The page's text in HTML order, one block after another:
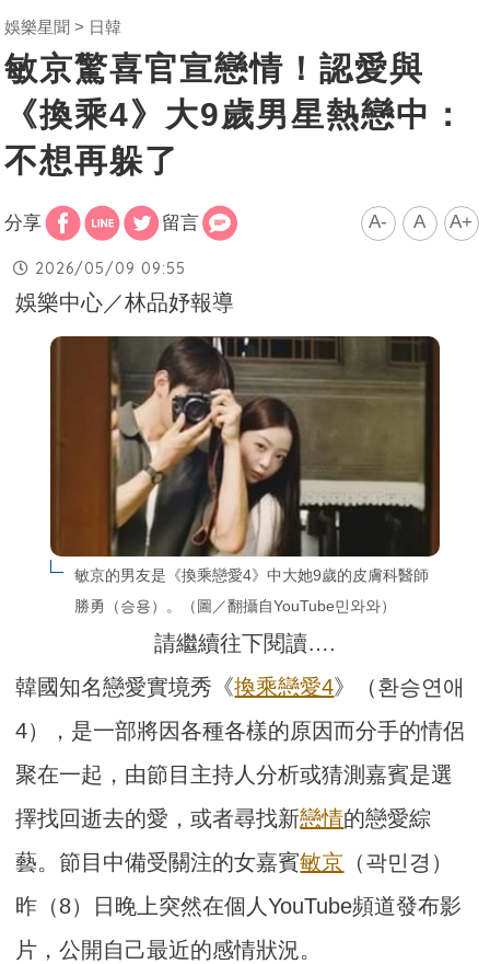
娛樂星聞 日韓
敏京驚喜官宣戀情！認愛與
《換乘4》大9歲男星熱戀中：
不想再躲了
分享 留言 A- A A+
2026/05/09 09:55
娛樂中心／林品妤報導
敏京的男友是《換乘戀愛4》中大她9歲的皮膚科醫師
勝勇（승용）。（圖／翻攝自YouTube민와와）
請繼續往下閱讀….
韓國知名戀愛實境秀《換乘戀愛4》（환승연애
4），是一部將因各種各樣的原因而分手的情侶
聚在一起，由節目主持人分析或猜測嘉賓是選
擇找回逝去的愛，或者尋找新戀情的戀愛綜
藝。節目中備受關注的女嘉賓敏京 （곽민경）
昨（8）日晚上突然在個人YouTube頻道發布影
片，公開自己最近的感情狀況。